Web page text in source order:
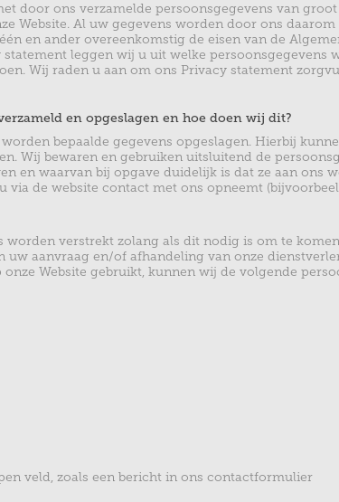
door ons verzamelde persoonsgegevens van
Website. Al uw gegevens worden door ons
en ander overeenkomstig de eisen van de
leggen wij u uit welke persoonsgegevens
Wij raden u aan om ons Privacy statement
en opgeslagen en hoe doen wij dit?
bepaalde gegevens opgeslagen. Hierbij
Wij bewaren en gebruiken uitsluitend de
en waarvan bij opgave duidelijk is dat ze aan ons
via de website contact met ons opneemt
worden verstrekt zolang als dit nodig is om te
aanvraag en/of afhandeling van onze
Website gebruikt, kunnen wij de volgende
veld, zoals een bericht in ons contactformulier